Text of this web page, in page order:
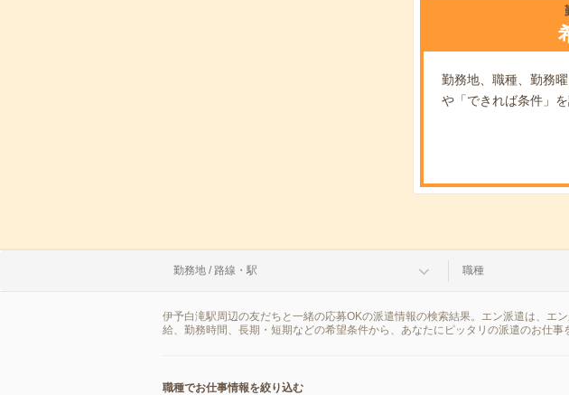
勤務地、職種、勤務曜
や「できれば条件」
勤務地 / 路線・駅 職種
伊予白滝駅周辺の友だちと一緒の応募OKの派遣情報の検索結果。エン派遣は、エ
給、勤務時間、長期・短期などの希望条件から、あなたにピッタリの派遣のお仕事
職種でお仕事情報を絞り込む